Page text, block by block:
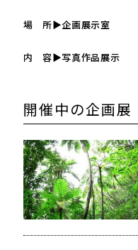
場 所▶企画展示室
内 容▶写真作品展示
開催中の企画展